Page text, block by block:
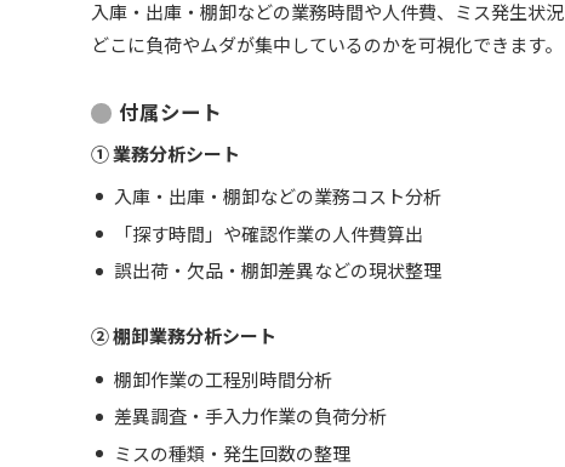
入庫・出庫・棚卸などの業務時間や人件費、ミス発生状
どこに負荷やムダが集中しているのかを可視化できます。
付属シート
① 業務分析シート
入庫・出庫・棚卸などの業務コスト分析
「探す時間」や確認作業の人件費算出
誤出荷・欠品・棚卸差異などの現状整理
② 棚卸業務分析シート
棚卸作業の工程別時間分析
差異調査・手入力作業の負荷分析
ミスの種類・発生回数の整理